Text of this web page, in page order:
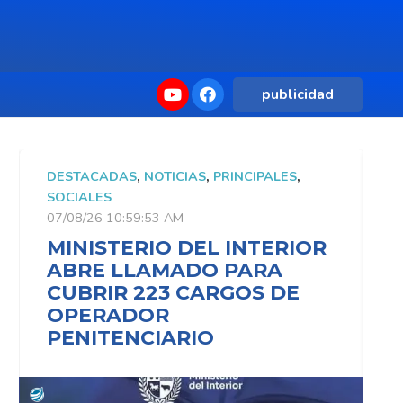
publicidad
DESTACADAS, NOTICIAS, PRINCIPALES,
SOCIALES
07/08/26 10:59:53 AM
MINISTERIO DEL INTERIOR
ABRE LLAMADO PARA
CUBRIR 223 CARGOS DE
OPERADOR
PENITENCIARIO